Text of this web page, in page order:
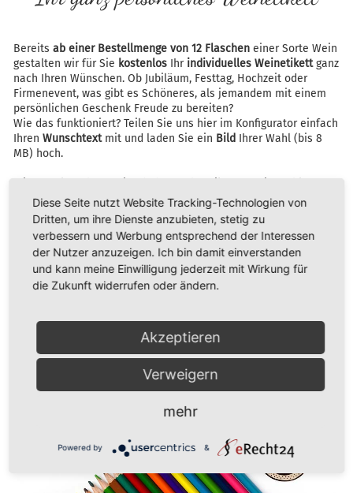
Bereits ab einer Bestellmenge von 12 Flaschen einer Sorte Wein
gestalten wir für Sie kostenlos Ihr individuelles Weinetikettganz
nach Ihren Wünschen. Ob Jubiläum, Festtag, Hochzeit oder
Firmenevent, was gibt es Schöneres, als jemandem mit einem
persönlichen Geschenk Freude zu bereiten?
Wie das funktioniert? Teilen Sie uns hier im Konfigurator einfach
Ihren Wunschtextmit und laden Sie ein Bild Ihrer Wahl (bis 8
MB) hoch.
Ihnen zu der uns mitgeteilten Emailadresse einen Probeabzug
zukommen. Natürlich müssen beim individuellen Etikett auch
die gesetzlich notwendigen Bestandteile gewahrt bleiben.
Diese Seite nutzt Website Tracking-Technologien von
Dritten, um ihre Dienste anzubieten, stetig zu
verbessern und Werbung entsprechend der Interessen
der Nutzer anzuzeigen. Ich bin damit einverstanden
und kann meine Einwilligung jederzeit mit Wirkung für
die Zukunft widerrufen oder ändern.
Akzeptieren
Verweigern
mehr
Powered by &